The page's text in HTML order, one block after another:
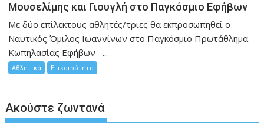
Μουσελίμης και Γιουγλή στο Παγκόσμιο Εφήβων
Mε δύο επίλεκτους αθλητές/τριες θα εκπροσωπηθεί ο
Ναυτικός Όμιλος Ιωαννίνων στο Παγκόσμιο Πρωτάθλημα
Κωπηλασίας Εφήβων –...
Αθλητικά Επικαιρότητα
Ακούστε ζωντανά